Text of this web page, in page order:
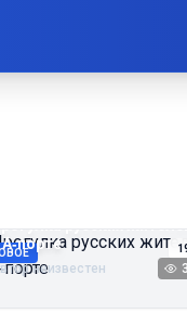
русских
А‑порте
неизвестен